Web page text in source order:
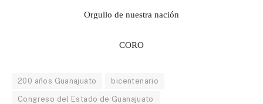
Orgullo de nuestra nación
CORO
200 años Guanajuato bicentenario
Congreso del Estado de Guanajuato